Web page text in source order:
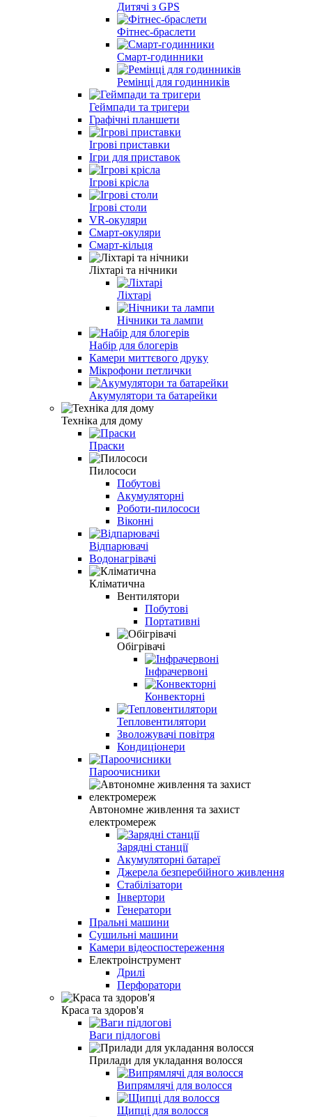
Дитячі з GPS
Фітнес-браслети
Смарт-годинники
Ремінці для годинників
Геймпади та тригери
Графічні планшети
Ігрові приставки
Ігри для приставок
Ігрові крісла
Ігрові столи
VR-окуляри
Смарт-окуляри
Смарт-кільця
Ліхтарі та нічники
Ліхтарі
Нічники та лампи
Набір для блогерів
Камери миттєвого друку
Мікрофони петлички
Акумулятори та батарейки
Техніка для дому
Праски
Пилососи
Побутові
Акумуляторні
Роботи-пилососи
Віконні
Відпарювачі
Водонагрівачі
Кліматична
Вентилятори
Побутові
Портативні
Обігрівачі
Інфрачервоні
Конвекторні
Тепловентилятори
Зволожувачі повітря
Кондиціонери
Пароочисники
Автономне живлення та захист
електромереж
Зарядні станції
Акумуляторні батареї
Джерела безперебійного живлення
Стабілізатори
Інвертори
Генератори
Пральні машини
Сушильні машини
Камери відеоспостереження
Електроінструмент
Дрилі
Перфоратори
Краса та здоров'я
Ваги підлогові
Прилади для укладання волосся
Випрямлячі для волосся
Щипці для волосся